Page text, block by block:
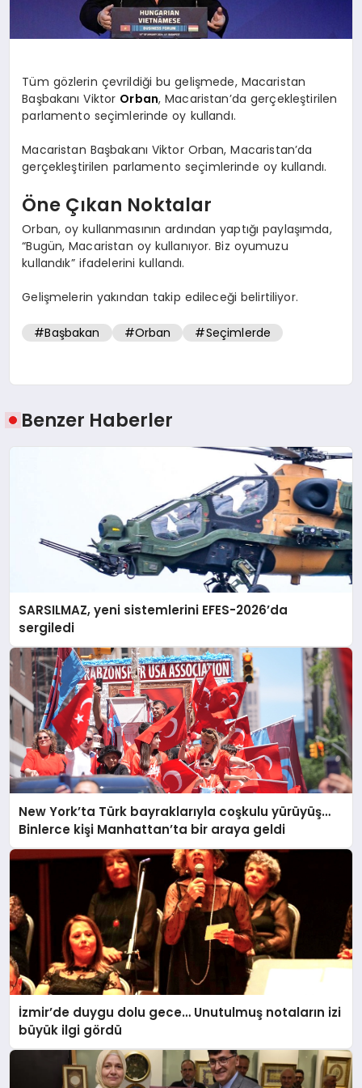
Tüm gözlerin çevrildiği bu gelişmede, Macaristan
Başbakanı Viktor Orban, Macaristan’da gerçekleştirilen
parlamento seçimlerinde oy kullandı.
Macaristan Başbakanı Viktor Orban, Macaristan’da
gerçekleştirilen parlamento seçimlerinde oy kullandı.
Öne Çıkan Noktalar
Orban, oy kullanmasının ardından yaptığı paylaşımda,
“Bugün, Macaristan oy kullanıyor. Biz oyumuzu
kullandık” ifadelerini kullandı.
Gelişmelerin yakından takip edileceği belirtiliyor.
#Başbakan #Orban #Seçimlerde
Benzer Haberler
SARSILMAZ, yeni sistemlerini EFES-2026’da
sergiledi
New York’ta Türk bayraklarıyla coşkulu yürüyüş…
Binlerce kişi Manhattan’ta bir araya geldi
İzmir’de duygu dolu gece… Unutulmuş notaların izi
büyük ilgi gördü